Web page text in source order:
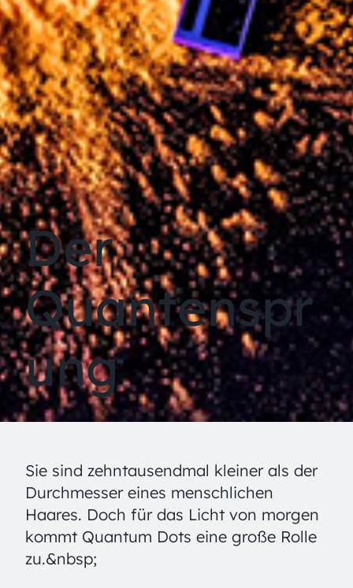
Der
Quantenspr
ung
Sie sind zehntausendmal kleiner als der
Durchmesser eines menschlichen
Haares. Doch für das Licht von morgen
kommt Quantum Dots eine große Rolle
zu.&nbsp;